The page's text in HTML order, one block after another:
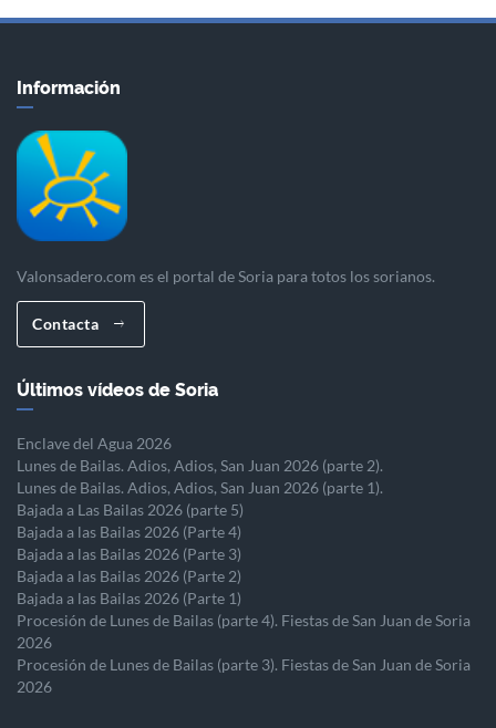
Información
Valonsadero.com es el portal de Soria para totos los sorianos.
Contacta
Últimos vídeos de Soria
Enclave del Agua 2026
Lunes de Bailas. Adios, Adios, San Juan 2026 (parte 2).
Lunes de Bailas. Adios, Adios, San Juan 2026 (parte 1).
Bajada a Las Bailas 2026 (parte 5)
Bajada a las Bailas 2026 (Parte 4)
Bajada a las Bailas 2026 (Parte 3)
Bajada a las Bailas 2026 (Parte 2)
Bajada a las Bailas 2026 (Parte 1)
Procesión de Lunes de Bailas (parte 4). Fiestas de San Juan de Soria
2026
Procesión de Lunes de Bailas (parte 3). Fiestas de San Juan de Soria
2026